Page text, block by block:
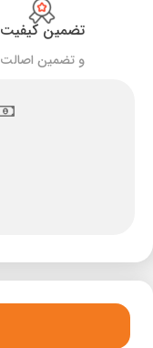
تضمین کیفیت
و تضمین اصالت